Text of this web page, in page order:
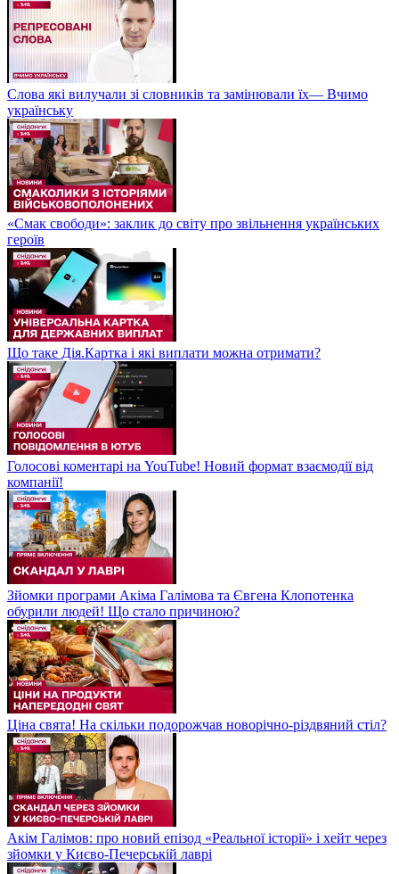
Слова які вилучали зі словників та замінювали їх— Вчимо
українську
«Смак свободи»: заклик до світу про звільнення українських
героїв
Що таке Дія.Картка і які виплати можна отримати?
Голосові коментарі на YouTube! Новий формат взаємодії від
компанії!
Зйомки програми Акіма Галімова та Євгена Клопотенка
обурили людей! Що стало причиною?
Ціна свята! На скільки подорожчав новорічно-різдвяний стіл?
Акім Галімов: про новий епізод «Реальної історії» і хейт через
зйомки у Києво-Печерській лаврі